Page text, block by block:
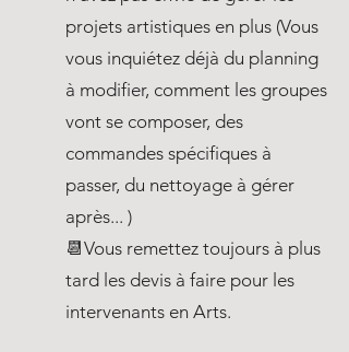
projets artistiques en plus (Vous
vous inquiétez déjà du planning
à modifier, comment les groupes
vont se composer, des
commandes spécifiques à
passer, du nettoyage à gérer
après... )​
📆Vous remettez toujours à plus
tard les devis à faire pour les
intervenants en Arts. ​